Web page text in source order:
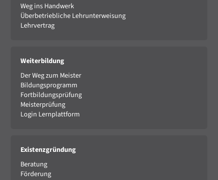
Weg ins Handwerk
Überbetriebliche Lehrunterweisung
Lehrvertrag
Weiterbildung
Der Weg zum Meister
Bildungsprogramm
Fortbildungsprüfung
Meisterprüfung
Login Lernplattform
Existenzgründung
Beratung
Förderung